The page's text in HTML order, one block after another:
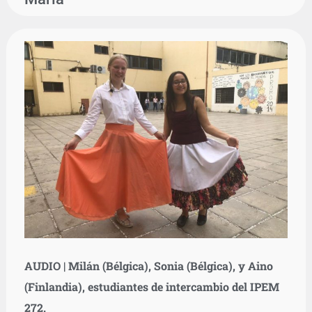
AUDIO | Milán (Bélgica), Sonia (Bélgica), y Aino
(Finlandia), estudiantes de intercambio del IPEM
272.